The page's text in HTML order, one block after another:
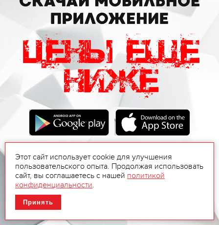
Этот сайт использует cookie для улучшения
пользовательского опыта. Продолжая использовать
сайт, вы соглашаетесь с нашей политикой
конфиденциальности.
Принять